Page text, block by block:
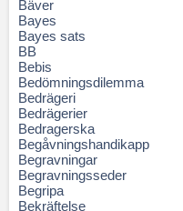
Bäver
Bayes
Bayes sats
BB
Bebis
Bedömningsdilemma
Bedrägeri
Bedrägerier
Bedragerska
Begåvningshandikapp
Begravningar
Begravningsseder
Begripa
Bekräftelse